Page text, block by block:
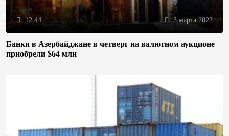
12:44 3 марта 2022
Банки в Азербайджане в четверг на валютном аукционе
приобрели $64 млн